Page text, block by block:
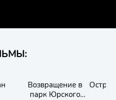
Возвращение в
парк Юрского